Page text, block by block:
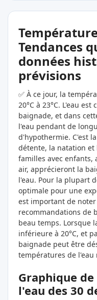
Tendances
données
prévisions
✅ À ce jour, la
20°C à 23°C. L'eau
baignade, et dans
l'eau pendant de
d'hypothermie. C'est
détente, la natation et
familles avec enfants,
air, apprécieront la
l'eau. Pour la plupart
optimale pour une
est important de
recommandations de
beau temps. Lorsque
inférieure à 20°C, et
baignade peut être
températures de l'eau
Graphique
l'eau des 30